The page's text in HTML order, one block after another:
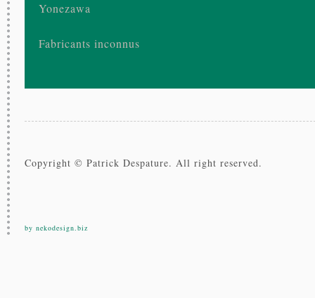
Yonezawa
Fabricants inconnus
Copyright © Patrick Despature. All right reserved.
by nekodesign.biz